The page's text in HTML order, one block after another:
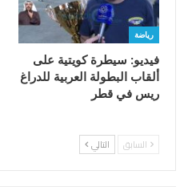
رياضة
فيديو: سيطرة كويتية على
ألقاب البطولة العربية للدراغ
ريس في قطر
السابق التالي